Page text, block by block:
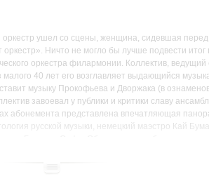
ушел со сцены, женщина, сидевшая
Ничто не могло бы лучше подвести
оркестра филармонии. Коллектив,
40 лет его возглавляет выдающийся
музыку Прокофьева и Дворжака (в
завоевал у публики и критики славу
представлена впечатляющая
русской музыки, немецкий маэстро Кай